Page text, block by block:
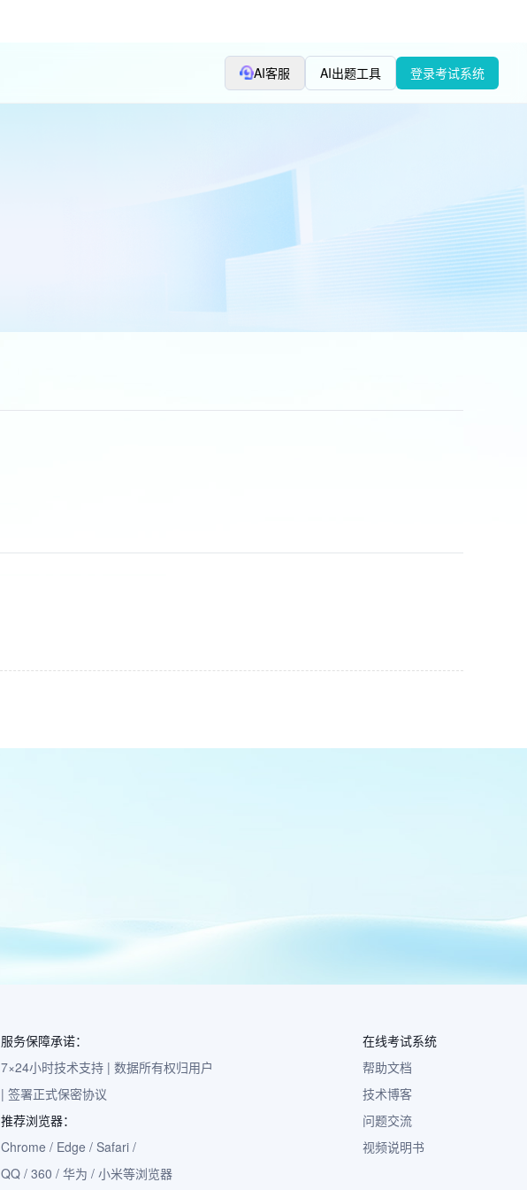
AI客服 AI出题工具 登录考试系统
服务保障承诺：
7×24小时技术支持 | 数据所有权归用户
| 签署正式保密协议
推荐浏览器：
Chrome / Edge / Safari /
QQ / 360 / 华为 / 小米等浏览器
在线考试系统
帮助文档
技术博客
问题交流
视频说明书